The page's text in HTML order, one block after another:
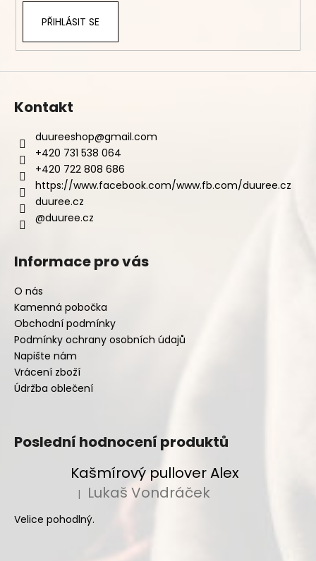
PŘIHLÁSIT SE
Kontakt
duureeshop@gmail.com
+420 731 538 064
+420 722 808 686
https://www.facebook.com/www.fb.com/duuree.cz
duuree.cz
@duuree.cz
Informace pro vás
O nás
Kamenná pobočka
Obchodní podmínky
Podmínky ochrany osobních údajů
Napište nám
Vrácení zboží
Údržba oblečení
Poslední hodnocení produktů
Kašmírový pullover Alex
Hodnocení produktu je 5 z 5 hvězdiček.
| Lukaš Vondráček
Velice pohodlný.